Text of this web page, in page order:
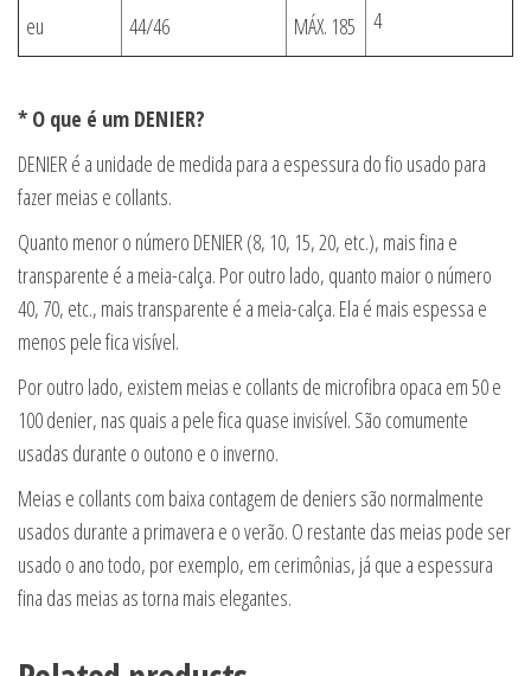
eu
44/46 MÁX. 185 4
* O que é um DENIER?
DENIER é a unidade de medida para a espessura do fio usado para
fazer meias e collants.
Quanto menor o número DENIER (8, 10, 15, 20, etc.), mais fina e
transparente é a meia-calça. Por outro lado, quanto maior o número
40, 70, etc., mais transparente é a meia-calça. Ela é mais espessa e
menos pele fica visível.
Por outro lado, existem meias e collants de microfibra opaca em 50 e
100 denier, nas quais a pele fica quase invisível. São comumente
usadas durante o outono e o inverno.
Meias e collants com baixa contagem de deniers são normalmente
usados durante a primavera e o verão. O restante das meias pode ser
usado o ano todo, por exemplo, em cerimônias, já que a espessura
fina das meias as torna mais elegantes.